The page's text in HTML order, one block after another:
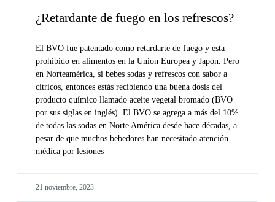
¿Retardante de fuego en los refrescos?
El BVO fue patentado como retardarte de fuego y esta
prohibido en alimentos en la Union Europea y Japón. Pero
en Norteamérica, si bebes sodas y refrescos con sabor a
cítricos, entonces estás recibiendo una buena dosis del
producto químico llamado aceite vegetal bromado (BVO
por sus siglas en inglés). El BVO se agrega a más del 10%
de todas las sodas en Norte América desde hace décadas, a
pesar de que muchos bebedores han necesitado atención
médica por lesiones
21 noviembre, 2023